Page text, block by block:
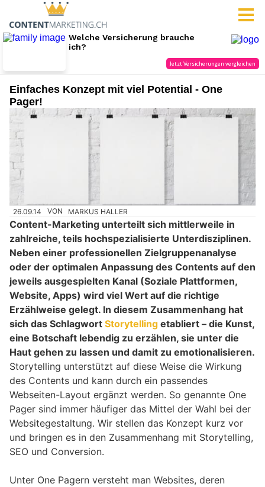
Einfaches Konzept mit viel Potential - One
Pager!
26.09.14 VON MARKUS HALLER
Content-Marketing unterteilt sich mittlerweile in
zahlreiche, teils hochspezialisierte Unterdisziplinen.
Neben einer professionellen Zielgruppenanalyse
oder der optimalen Anpassung des Contents auf den
jeweils ausgespielten Kanal (Soziale Plattformen,
Website, Apps) wird viel Wert auf die richtige
Erzählweise gelegt. In diesem Zusammenhang hat
sich das Schlagwort Storytelling etabliert – die Kunst,
eine Botschaft lebendig zu erzählen, sie unter die
Haut gehen zu lassen und damit zu emotionalisieren.
Storytelling unterstützt auf diese Weise die Wirkung
des Contents und kann durch ein passendes
Webseiten-Layout ergänzt werden. So genannte One
Pager sind immer häufiger das Mittel der Wahl bei der
Websitegestaltung. Wir stellen das Konzept kurz vor
und bringen es in den Zusammenhang mit Storytelling,
SEO und Conversion.
Unter One Pagern versteht man Websites, deren